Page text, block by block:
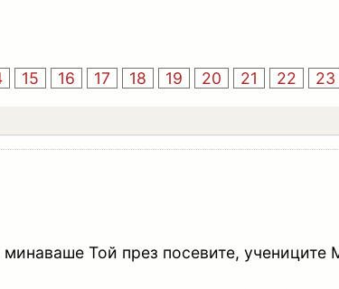
15 16 17 18 19 20 21 22 23
Той през посевите, учениците